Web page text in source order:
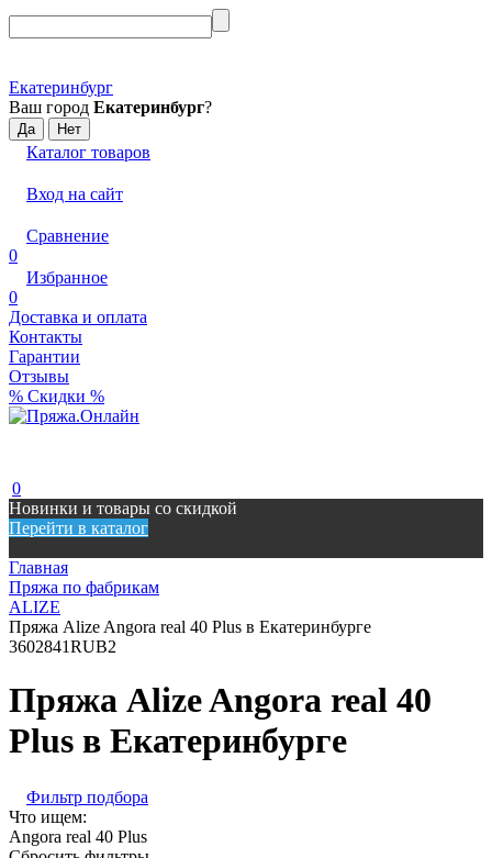
Екатеринбург
Ваш город Екатеринбург?
Каталог товаров
Вход на сайт
Сравнение
0
Избранное
0
Доставка и оплата
Контакты
Гарантии
Отзывы
% Скидки %
0
Новинки и товары со скидкой
Перейти в каталог
Главная
Пряжа по фабрикам
ALIZE
Пряжа Alize Angora real 40 Plus в Екатеринбурге
3602841RUB2
Пряжа Alize Angora real 40
Plus в Екатеринбурге
Фильтр подбора
Что ищем:
Angora real 40 Plus